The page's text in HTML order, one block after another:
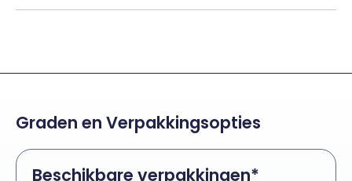
Graden en Verpakkingsopties
Beschikbare verpakkingen*